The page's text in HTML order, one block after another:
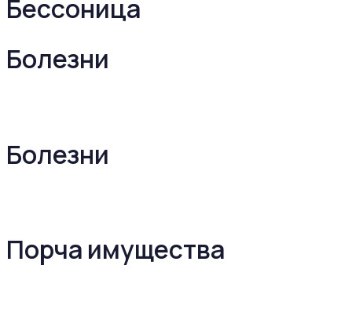
Бессоница
Болезни
Болезни
Порча имущества